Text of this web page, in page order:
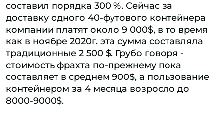
составил порядка 300 %. Сейчас за
доставку одного 40-футового контейнера
компании платят около 9 000$, в то время
как в ноябре 2020г. эта сумма составляла
традиционные 2 500 $. Грубо говоря -
стоимость фрахта по-прежнему пока
составляет в среднем 900$, а пользование
контейнером за 4 месяца возросло до
8000-9000$.